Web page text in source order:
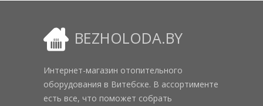
BEZHOLODA.BY
Интернет-магазин отопительного
оборудования в Витебске. В ассортименте
есть все, что поможет собрать